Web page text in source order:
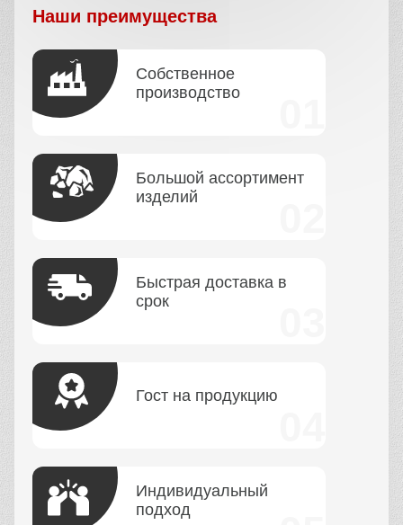
Наши преимущества
Собственное
производство
Большой ассортимент
изделий
Быстрая доставка в
срок
Гост на продукцию
Индивидуальный
подход